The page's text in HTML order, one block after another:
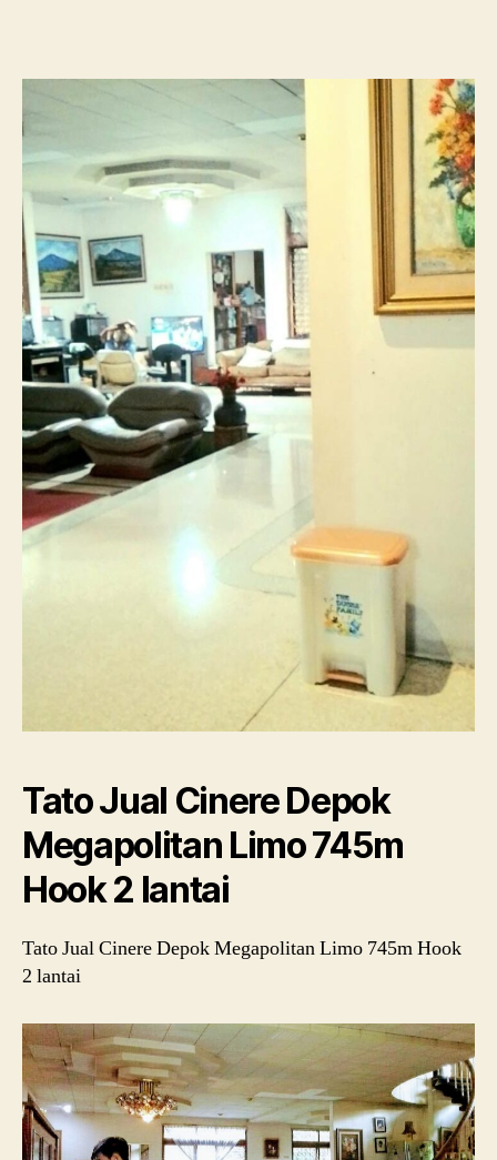
Tato Jual Cinere Depok
Megapolitan Limo 745m
Hook 2 lantai
Tato Jual Cinere Depok Megapolitan Limo 745m Hook
2 lantai